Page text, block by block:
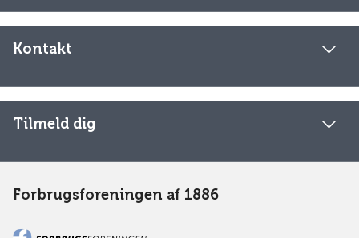
Kontakt
Tilmeld dig
Forbrugsforeningen af 1886